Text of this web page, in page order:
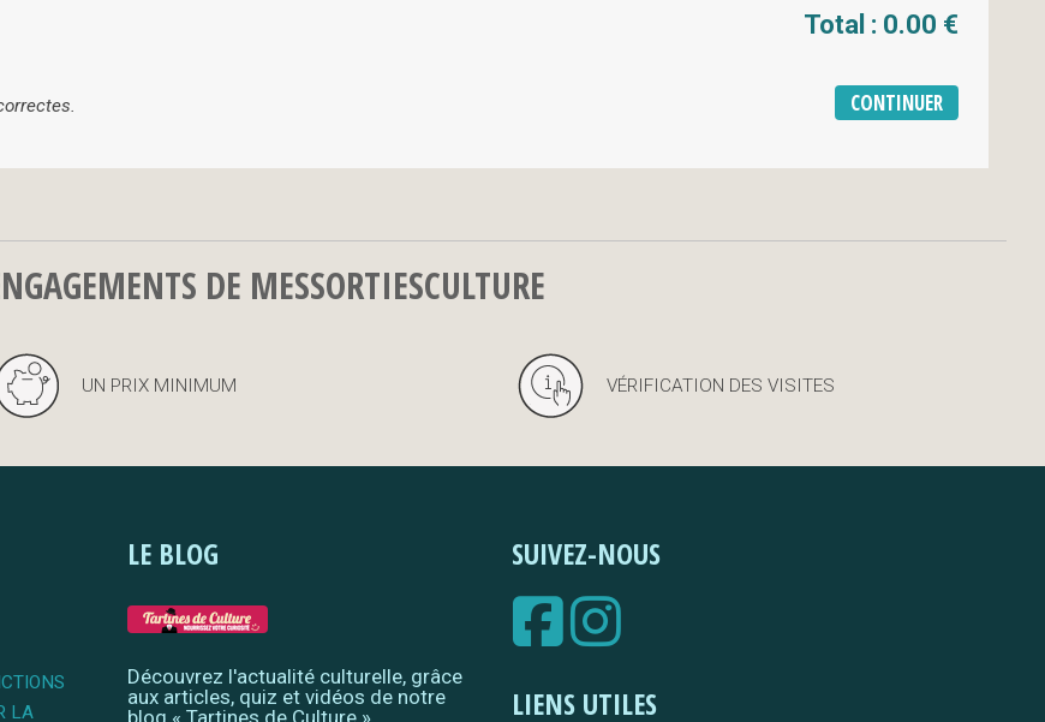
Total : 0.00 €
DE MESSORTIESCULTURE
UN PRIX MINIMUM VÉRIFICATION DES VISITES
LA
LE BLOG
Découvrez l'actualité culturelle, grâce
aux articles, quiz et vidéos de notre
blog « Tartines de Culture »
SUIVEZ-NOUS
LIENS UTILES